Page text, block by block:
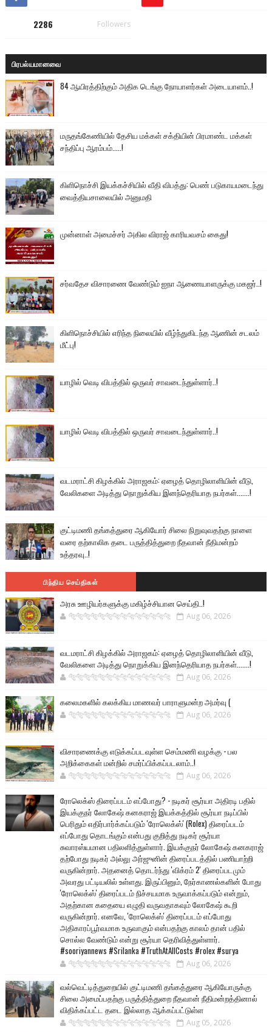
2286 Followers
பிரபல்யமானவை
84 ஆயிரத்திற்கும் அதிக டெங்கு நோயாளர்கள் அடையாளம்..!
மருதங்கேணியில் தேசிய மக்கள் சக்தியின் பிரமாண்ட மக்கள்
சந்திப்பு ஆரம்பம்.....!
கிளிநொச்சி இயக்கச்சியில் வீதி விபத்து: பெண் படுகாயமடைந்து
வைத்தியசாலையில் அனுமதி
முன்னாள் அமைச்சர் அகில விராஜ் காரியவசம் கைது!
சர்வதேச விசாரணை வேண்டும் ஐநா ஆணையாளருக்கு மகஜர்..!
கிளிநொச்சியில் எரிந்த நிலையில் வீழ்ந்துகிடந்த ஆணின் சடலம்
மீட்பு!
யாழில் வெடி விபத்தில் ஒருவர் சாவடைந்துள்ளார்..!
யாழில் வெடி விபத்தில் ஒருவர் சாவடைந்துள்ளார்..!
வடமராட்சி கிழக்கில் அராஜகம்: ஏழைத் தொழிலாளியின் வீடு,
வேலிகளை அடித்து நொறுக்கிய இனந்தெரியாத நபர்கள்.......!
குட்டிமணி தங்கத்துரை ஆகியோர் சிலை நிறுவுவதற்கு நாளை
வரை தற்காலிக தடை பருத்தித்துறை நீதவான் நீதிமன்றம்
உத்தரவு..!
பிந்திய செய்திகள்
அரசு ஊழியர்களுக்கு மகிழ்ச்சியான செய்தி..!
🐅🐅🐅🐅🐅🐅🐆🐆🐆🐆🐆🐆🐆🐆 Aug 06, 2026
வடமராட்சி கிழக்கில் அராஜகம்: ஏழைத் தொழிலாளியின் வீடு,
வேலிகளை அடித்து நொறுக்கிய இனந்தெரியாத நபர்கள்.......!
🐅🐅🐅🐅🐅🐅🐆🐆🐆🐆🐆🐆🐆🐆 Aug 06, 2026
கலைமகளில் கலக்கிய மாணவர் பாராளுமன்ற அமர்வு (
🐅🐅🐅🐅🐅🐅🐆🐆🐆🐆🐆🐆🐆🐆 Aug 06, 2026
விசாரணைக்கு எடுக்கப்படவுள்ள செம்மணி வழக்கு - பல
அறிக்கைகள் மன்றில் சமர்ப்பிக்கப்படலாம்..!
🐅🐅🐅🐅🐅🐅🐆🐆🐆🐆🐆🐆🐆🐆 Aug 06, 2026
ரோலெக்ஸ் திரைப்படம் எப்போது? - நடிகர் சூர்யா அதிரடி பதில்
இயக்குநர் லோகேஷ் கனகராஜ் இயக்கத்தில் சூர்யா நடிப்பில்
பெரிதும் எதிர்பார்க்கப்படும் 'ரோலெக்ஸ்' (Rolex) திரைப்படம்
எப்போது தொடங்கும் என்பது குறித்து நடிகர் சூர்யா
சுவாரஸ்யமான பதிலளித்துள்ளார். இயக்குநர் லோகேஷ் கனகராஜ்
தற்போது நடிகர் அல்லு அர்ஜுனின் திரைப்படத்தில் பணியாற்றி
வருகின்றார். அதனைத் தொடர்ந்து 'விக்ரம் 2' திரைப்படமும்
அவரது பட்டியலில் உள்ளது. இருப்பினும், நேர்காணல்களின் போது
'ரோலெக்ஸ்' திரைப்படம் நிச்சயமாக உருவாக்கப்படும் என்றும்,
அதற்கான கதையை எழுதி வருவதாகவும் லோகேஷ் கூறி
வருகின்றார். எனவே, 'ரோலெக்ஸ்' திரைப்படம் எப்போது
அதிகாரப்பூர்வமாக உருவாகும் என்பதற்கு காலம் தான் பதில்
சொல்ல வேண்டும் என்று சூர்யா தெரிவித்துள்ளார்.
#sooriyannews #Srilanka #TruthAtAllCosts #rolex #surya
🐅🐅🐅🐅🐅🐅🐆🐆🐆🐆🐆🐆🐆🐆 Aug 06, 2026
வல்வெட்டித்துறையில் குட்டிமணி தங்கத்துரை ஆகியோருக்கு
சிலை அமைப்பதற்கு பருத்தித்துறை நீதவான் நீதிமன்றத்தினால்
விதிக்கப்பட்ட தடை இல்லாத ஆக்கப்பட்டுள்ள
🐅🐅🐅🐅🐅🐅🐆🐆🐆🐆🐆🐆🐆🐆 Aug 05, 2026